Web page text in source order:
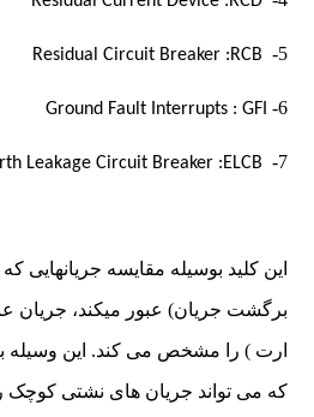
5-
RCB
Residual Circuit Breaker :
6-
Ground Fault Interrupts : GFI
7-
ELCB
Leakage Circuit Breaker :
این کلید بوسیله مقایسه جریانهایی
برگشت جریان) عبور میکند، جریان
ارت ) را مشخص می کند. این وسیله
که می تواند جریان های نشتی کوچک